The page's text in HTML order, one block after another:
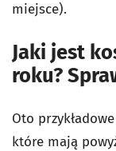
miejsce).
Jaki jest
roku?
Oto
które mają